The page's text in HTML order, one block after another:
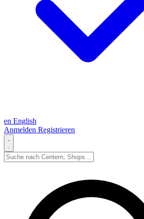
en English
Anmelden Registrieren